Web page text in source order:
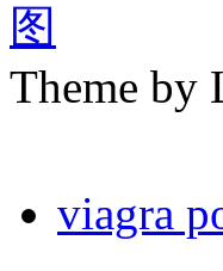
图
Theme by
viagra